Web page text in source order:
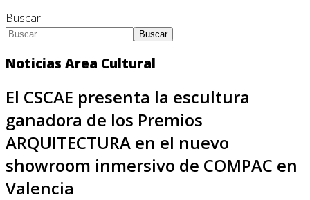
Buscar
Buscar
Noticias Area Cultural
El CSCAE presenta la escultura
ganadora de los Premios
ARQUITECTURA en el nuevo
showroom inmersivo de COMPAC en
Valencia